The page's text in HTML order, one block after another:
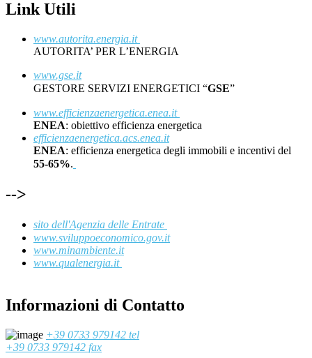
Link Utili
www.autorita.energia.it
AUTORITA’ PER L’ENERGIA
www.gse.it
GESTORE SERVIZI ENERGETICI “GSE”
www.efficienzaenergetica.enea.it
ENEA: obiettivo efficienza energetica
efficienzaenergetica.acs.enea.it
ENEA: efficienza energetica degli immobili e incentivi del
55-65%.
-->
sito dell'Agenzia delle Entrate
www.sviluppoeconomico.gov.it
www.minambiente.it
www.qualenergia.it
Informazioni di Contatto
+39 0733 979142 tel
+39 0733 979142 fax